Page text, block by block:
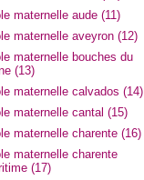
maternelle aude (11)
maternelle aveyron (12)
maternelle bouches du
(13)
maternelle calvados (14)
maternelle cantal (15)
maternelle charente (16)
maternelle charente
(17)